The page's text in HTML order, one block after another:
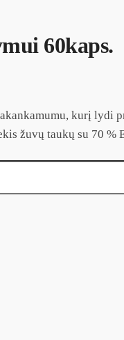
60kaps.
kurį
žuvų taukų su 70 %